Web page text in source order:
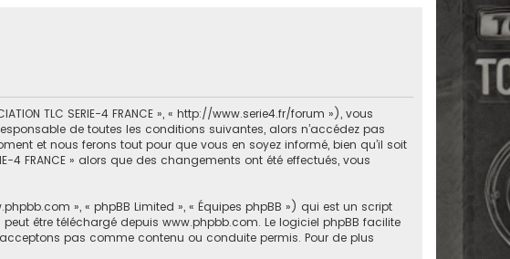
TLC SERIE-4 FRANCE », « http://www.serie4.fr/forum »), vous
de toutes les conditions suivantes, alors n’accédez pas
et nous ferons tout pour que vous en soyez informé, bien qu’il soit
4 FRANCE » alors que des changements ont été effectués, vous
», « phpBB Limited », « Équipes phpBB ») qui est un script
être téléchargé depuis www.phpbb.com. Le logiciel phpBB facilite
pas comme contenu ou conduite permis. Pour de plus